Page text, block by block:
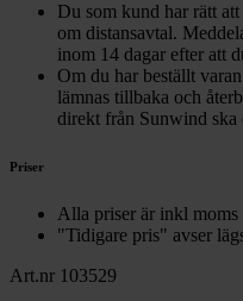
Du som kund har rätt
om distansavtal.
inom 14 dagar efter att
Om du har beställt
lämnas tillbaka och
direkt från Sunwind ska
Priser
Alla priser är inkl moms
"Tidigare pris" avser
Art.nr 103529